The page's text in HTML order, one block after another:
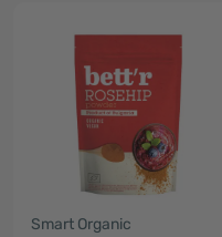
Smart Organic